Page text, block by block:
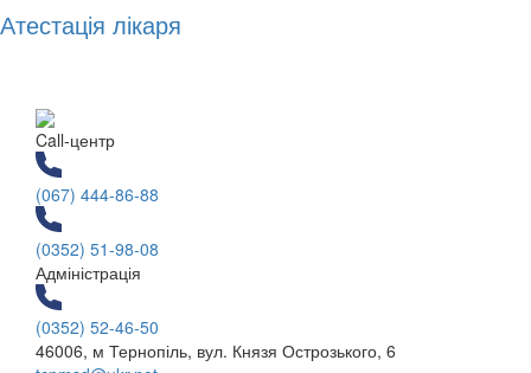
Атестація лікаря
Call-центр
(067) 444-86-88
(0352) 51-98-08
Адміністрація
(0352) 52-46-50
46006, м Тернопіль, вул. Князя Острозького, 6